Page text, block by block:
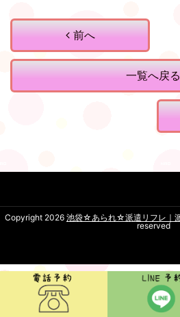
前へ
一覧へ戻る
Copyright 2026 池袋☆あられ☆派遣リフレ｜
reserved